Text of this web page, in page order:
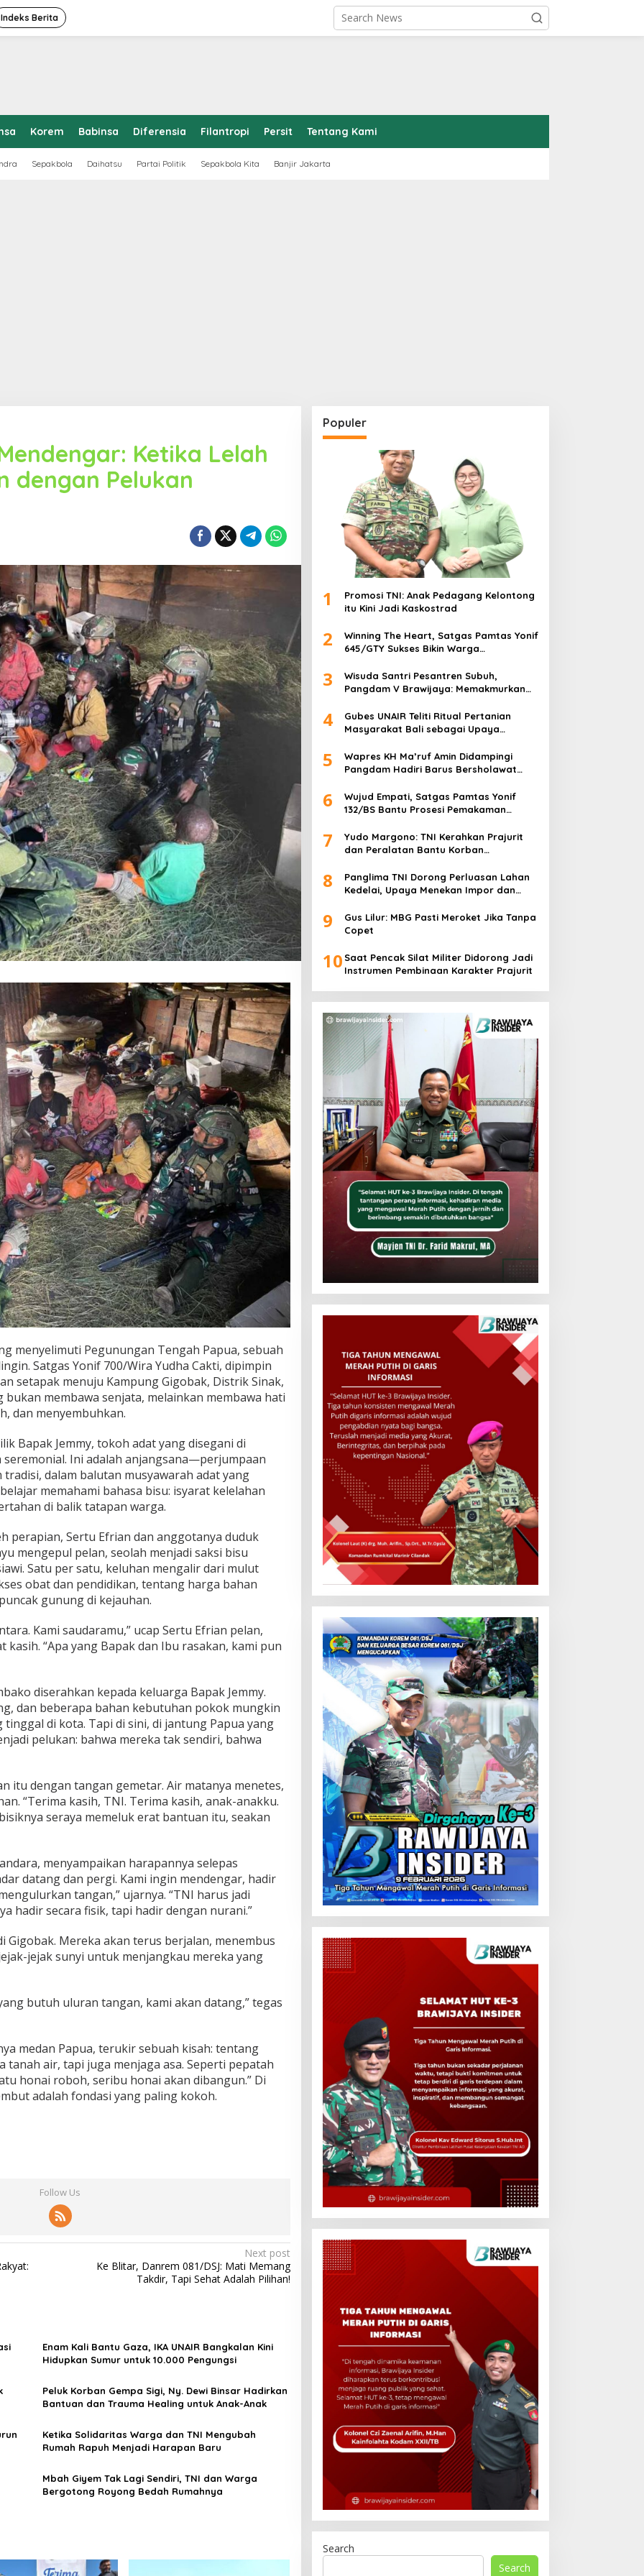
Indeks Berita
Korem Babinsa Diferensia Filantropi Persit Tentang Kami
Sepakbola Daihatsu Partai Politik Sepakbola Kita Banjir Jakarta
Ketika Lelah
dengan Pelukan
menyelimuti Pegunungan Tengah Papua, sebuah
Satgas Yonif 700/Wira Yudha Cakti, dipimpin
setapak menuju Kampung Gigobak, Distrik Sinak,
bukan membawa senjata, melainkan membawa hati
dan menyembuhkan.
Bapak Jemmy, tokoh adat yang disegani di
Ini adalah anjangsana—perjumpaan
dalam balutan musyawarah adat yang
memahami bahasa bisu: isyarat kelelahan
di balik tatapan warga.
perapian, Sertu Efrian dan anggotanya duduk
mengepul pelan, seolah menjadi saksi bisu
Satu per satu, keluhan mengalir dari mulut
obat dan pendidikan, tentang harga bahan
gunung di kejauhan.
Kami saudaramu,” ucap Sertu Efrian pelan,
“Apa yang Bapak dan Ibu rasakan, kami pun
diserahkan kepada keluarga Bapak Jemmy.
dan beberapa bahan kebutuhan pokok mungkin
di kota. Tapi di sini, di jantung Papua yang
pelukan: bahwa mereka tak sendiri, bahwa
itu dengan tangan gemetar. Air matanya menetes,
“Terima kasih, TNI. Terima kasih, anak-anakku.
seraya memeluk erat bantuan itu, seakan
menyampaikan harapannya selepas
datang dan pergi. Kami ingin mendengar, hadir
tangan,” ujarnya. “TNI harus jadi
hadir secara fisik, tapi hadir dengan nurani.”
Gigobak. Mereka akan terus berjalan, menembus
jejak sunyi untuk menjangkau mereka yang
butuh uluran tangan, kami akan datang,” tegas
medan Papua, terukir sebuah kisah: tentang
tanah air, tapi juga menjaga asa. Seperti pepatah
honai roboh, seribu honai akan dibangun.” Di
adalah fondasi yang paling kokoh.
Follow Us
Next post
Ke Blitar, Danrem 081/DSJ: Mati Memang
Takdir, Tapi Sehat Adalah Pilihan!
Enam Kali Bantu Gaza, IKA UNAIR Bangkalan Kini
Hidupkan Sumur untuk 10.000 Pengungsi
Peluk Korban Gempa Sigi, Ny. Dewi Binsar Hadirkan
Bantuan dan Trauma Healing untuk Anak-Anak
Ketika Solidaritas Warga dan TNI Mengubah
Rumah Rapuh Menjadi Harapan Baru
Mbah Giyem Tak Lagi Sendiri, TNI dan Warga
Bergotong Royong Bedah Rumahnya
Populer
1
Promosi TNI: Anak Pedagang Kelontong
itu Kini Jadi Kaskostrad
2
Winning The Heart, Satgas Pamtas Yonif
645/GTY Sukses Bikin Warga
3
Wisuda Santri Pesantren Subuh,
Pangdam V Brawijaya: Memakmurkan
4
Gubes UNAIR Teliti Ritual Pertanian
Masyarakat Bali sebagai Upaya
5
Wapres KH Ma’ruf Amin Didampingi
Pangdam Hadiri Barus Bersholawat
6
Wujud Empati, Satgas Pamtas Yonif
132/BS Bantu Prosesi Pemakaman
7
Yudo Margono: TNI Kerahkan Prajurit
dan Peralatan Bantu Korban
8
Panglima TNI Dorong Perluasan Lahan
Kedelai, Upaya Menekan Impor dan
9
Gus Lilur: MBG Pasti Meroket Jika Tanpa
Copet
10 Saat Pencak Silat Militer Didorong Jadi
Instrumen Pembinaan Karakter Prajurit
Search
Search